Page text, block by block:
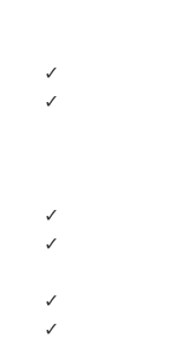
✓
✓
✓
✓
✓
✓